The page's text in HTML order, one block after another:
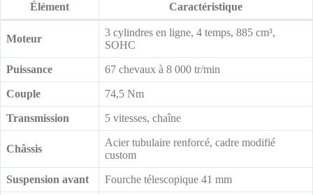
Élément Caractéristique
Moteur
3 cylindres en ligne, 4 temps, 885 cm³,
SOHC
Puissance 67 chevaux à 8 000 tr/min
Couple 74,5 Nm
Transmission 5 vitesses, chaîne
Châssis
Acier tubulaire renforcé, cadre modifié
custom
Suspension avant Fourche télescopique 41 mm